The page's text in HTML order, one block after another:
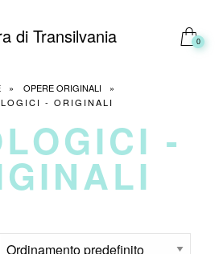
di Transilvania 0
» OPERE ORIGINALI
»
- ORIGINALI
-